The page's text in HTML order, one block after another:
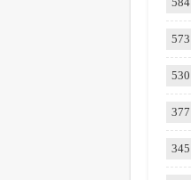
573
530
377
345